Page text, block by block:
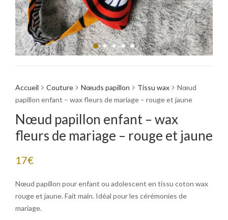
Accueil Couture Nœuds papillon Tissu wax
Nœud
papillon enfant – wax fleurs de mariage – rouge et jaune
Nœud papillon enfant – wax
fleurs de mariage – rouge et jaune
17€
Nœud papillon pour enfant ou adolescent en tissu coton wax
rouge et jaune. Fait main. Idéal pour les cérémonies de
mariage.